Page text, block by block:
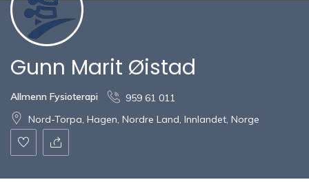
Gunn Marit Øistad
Allmenn Fysioterapi
959 61 011
Nord-Torpa, Hagen, Nordre Land, Innlandet, Norge